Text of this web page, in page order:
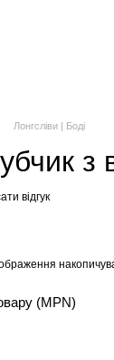
Лонгсліви | Боді
з
відгук
(MPN)